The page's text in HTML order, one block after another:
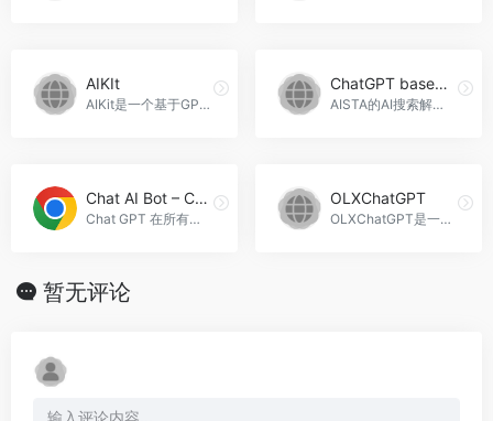
AIKIt
AIKit是一个基于GPT-3的WordPress插件，可以帮助用户更快地生成内容，克服写作障碍，并提供多种功能，如生成段落、总结、改写、生成标题等。它与Gutenberg编辑器完美集成，支持多种语言，并且直接与OpenAI集成，无需额外的月费，AIKIt官网入口网址
ChatGPT based Bing WebsiteSearch
AISTA的AI搜索解决方案基于ChatGPT和Bing技术，可以帮助网站实现更好的搜索体验，提高用户满意度和留存率，ChatGPT based Bing WebsiteSearch官网入口网址
Chat AI Bot – Chat GPT на всех сайтах
Chat GPT 在所有网站上的聊天助手，Chat AI Bot - Chat GPT на всех сайтах官网入口网址
OLXChatGPT
OLXChatGPT是一款创新的Outlook插件，将强大的ChatGPT技术直接带到您的收件箱。它具有自动回复、语法和拼写检查、人工智能等功能，可以帮助您更高效地进行电子邮件沟通，OLXChatGPT官网入口网址
暂无评论